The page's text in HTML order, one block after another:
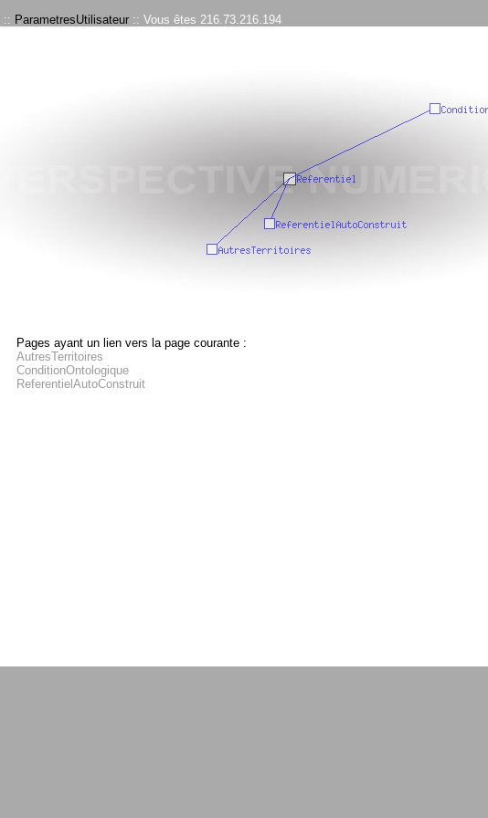
:: ParametresUtilisateur :: Vous êtes 216.73.216.194
Pages ayant un lien vers la page courante :
AutresTerritoires
ConditionOntologique
ReferentielAutoConstruit